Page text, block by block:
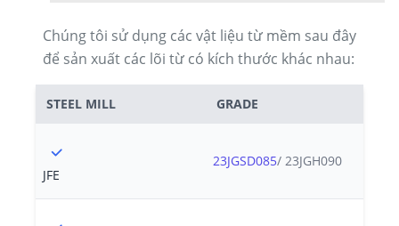
Chúng tôi sử dụng các vật liệu từ mềm sau đây
để sản xuất các lõi từ có kích thước khác nhau:
STEEL MILL GRADE
JFE
23JGSD085/ 23JGH090